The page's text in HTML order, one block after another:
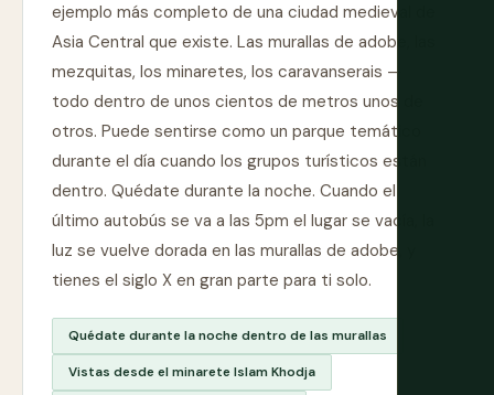
ejemplo más completo de una ciudad medieval de
Asia Central que existe. Las murallas de adobe, las
mezquitas, los minaretes, los caravanserais —
todo dentro de unos cientos de metros unos de
otros. Puede sentirse como un parque temático
durante el día cuando los grupos turísticos están
dentro. Quédate durante la noche. Cuando el
último autobús se va a las 5pm el lugar se vacía, la
luz se vuelve dorada en las murallas de adobe, y
tienes el siglo X en gran parte para ti solo.
Quédate durante la noche dentro de las murallas
Vistas desde el minarete Islam Khodja